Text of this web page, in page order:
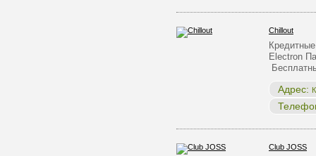
Chillout
Electron
Адрес:
Club JOSS